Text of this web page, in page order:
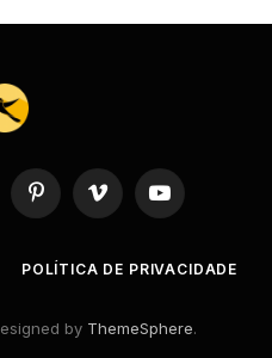
PinterestVimeo YouTube
POLÍTICA DE PRIVACIDADE
by ThemeSphere.